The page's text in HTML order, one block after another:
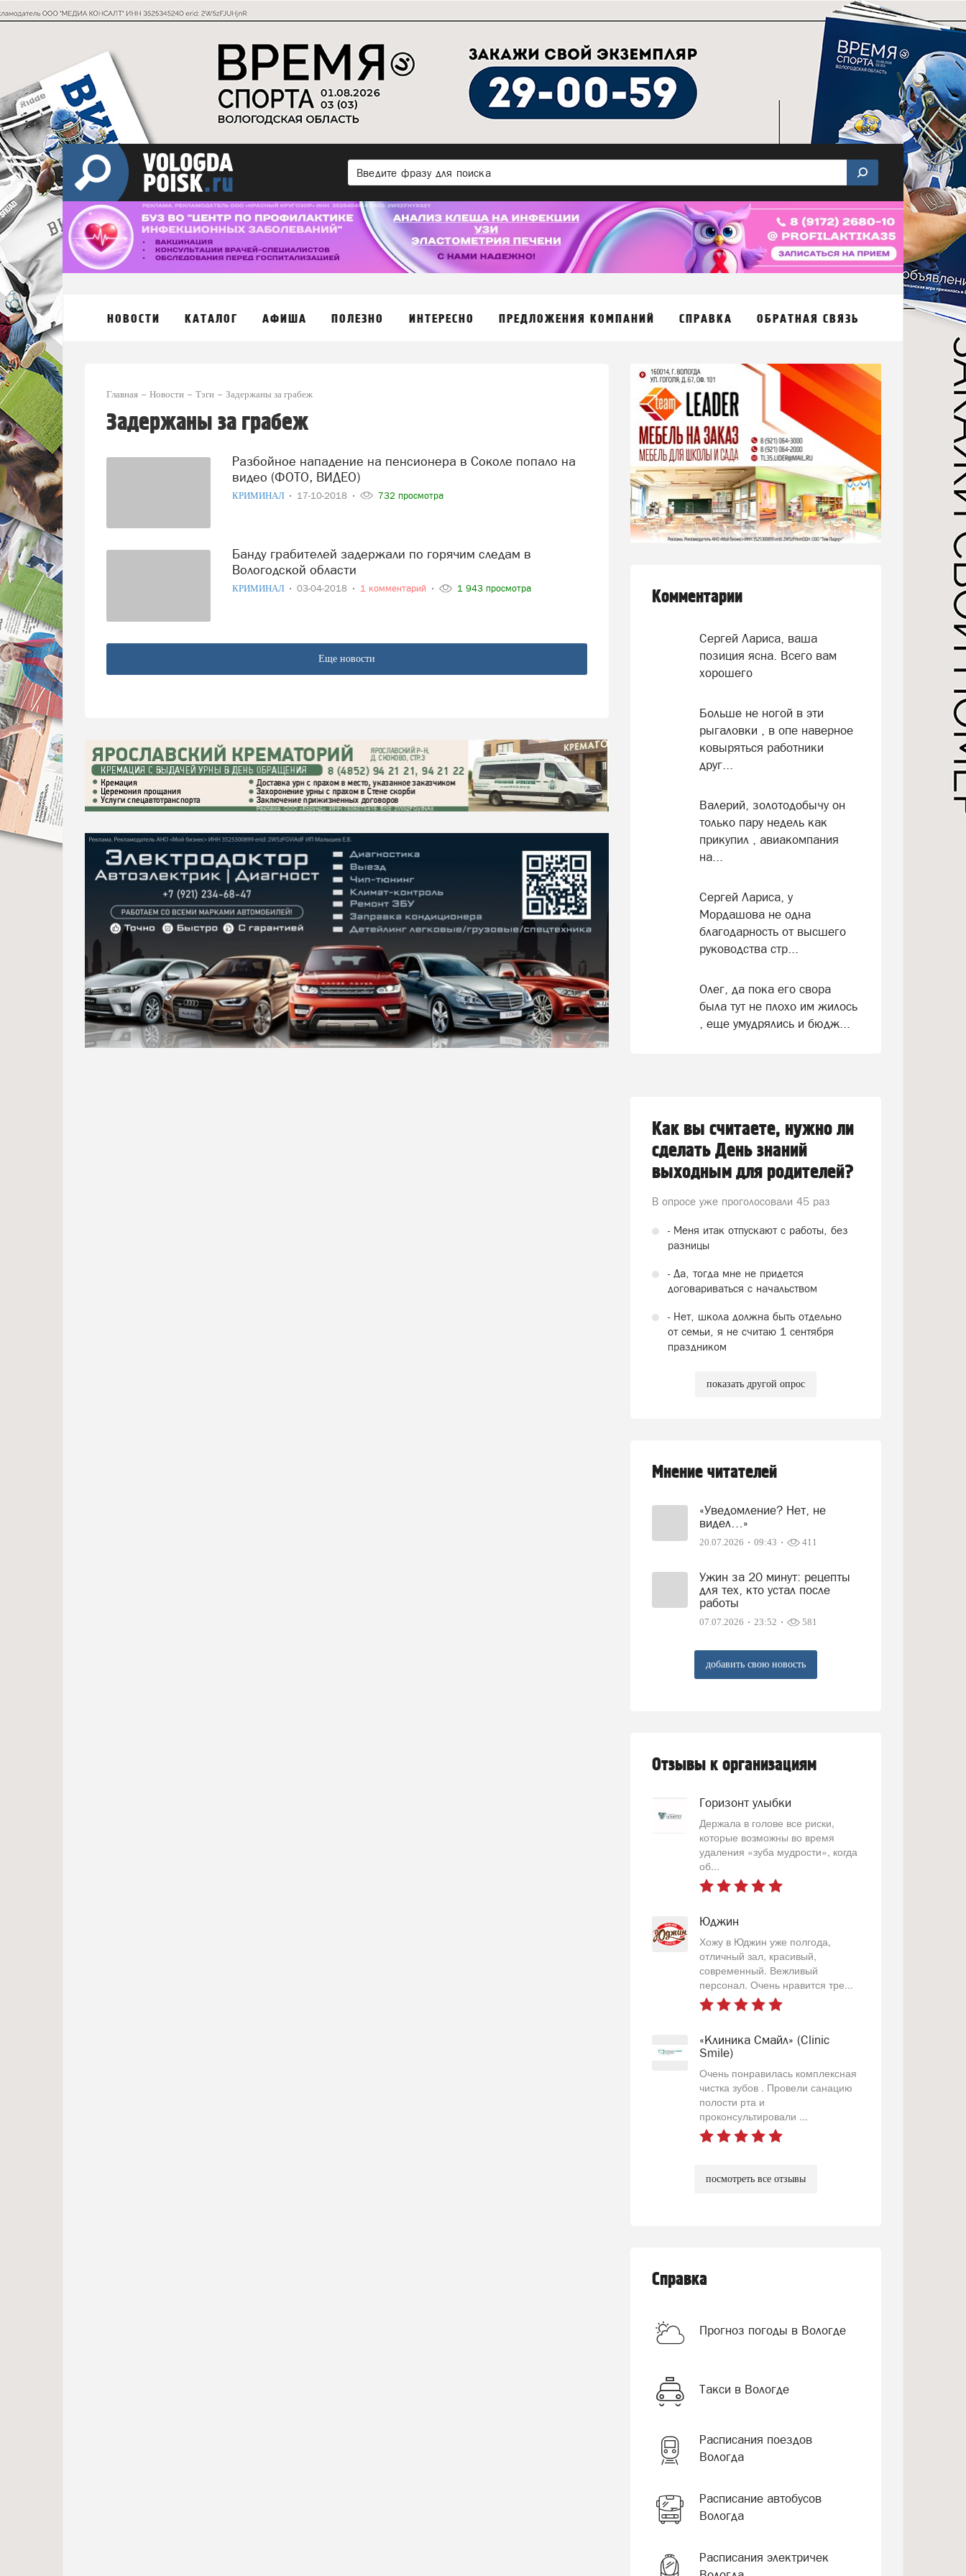
НОВОСТИ КАТАЛОГ АФИША ПОЛЕЗНО ИНТЕРЕСНО ПРЕДЛОЖЕНИЯ КОМПАНИЙ СПРАВКА ОБРАТНАЯ СВЯЗЬ
Главная Новости Тэги Задержаны за грабеж
Задержаны за грабеж
Разбойное нападение на пенсионера в Соколе попало на
видео (ФОТО, ВИДЕО)
КРИМИНАЛ 17-10-2018 732 просмотра
Банду грабителей задержали по горячим следам в
Вологодской области
КРИМИНАЛ 03-04-2018 1 комментарий 1 943 просмотра
Еще новости
Комментарии
Сергей Лариса, ваша
позиция ясна. Всего вам
хорошего
Больше не ногой в эти
рыгаловки , в опе наверное
ковыряться работники
друг...
Валерий, золотодобычу он
только пару недель как
прикупил , авиакомпания
на...
Сергей Лариса, у
Мордашова не одна
благодарность от высшего
руководства стр...
Олег, да пока его свора
была тут не плохо им жилось
, еще умудрялись и бюдж...
Как вы считаете, нужно ли
сделать День знаний
выходным для родителей?
В опросе уже проголосовали 45 раз
- Меня итак отпускают с работы, без
разницы
- Да, тогда мне не придется
договариваться с начальством
- Нет, школа должна быть отдельно
от семьи, я не считаю 1 сентября
праздником
показать другой опрос
Мнение читателей
«Уведомление? Нет, не
видел…»
20.07.2026 09:43 411
Ужин за 20 минут: рецепты
для тех, кто устал после
работы
07.07.2026 23:52 581
добавить свою новость
Отзывы к организациям
Горизонт улыбки
Держала в голове все риски,
которые возможны во время
удаления «зуба мудрости», когда
об...
Юджин
Хожу в Юджин уже полгода,
отличный зал, красивый,
современный. Вежливый
персонал. Очень нравится тре...
«Клиника Смайл» (Clinic
Smile)
Очень понравилась комплексная
чистка зубов . Провели санацию
полости рта и
проконсультировали ...
посмотреть все отзывы
Справка
Прогноз погоды в Вологде
Такси в Вологде
Расписания поездов
Вологда
Расписание автобусов
Вологда
Расписания электричек